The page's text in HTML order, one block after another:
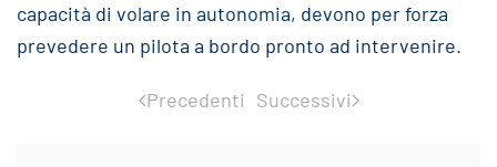
capacità di volare in autonomia, devono per forza
prevedere un pilota a bordo pronto ad intervenire.
Precedenti Successivi